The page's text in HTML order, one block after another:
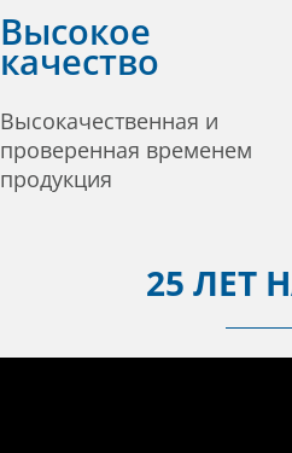
Высокое
качество
Высокачественная и
проверенная временем
продукция
25 ЛЕТ